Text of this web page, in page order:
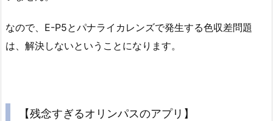
なので、E-P5とパナライカレンズで発生する色収差問題
は、解決しないということになります。
【残念すぎるオリンパスのアプリ】